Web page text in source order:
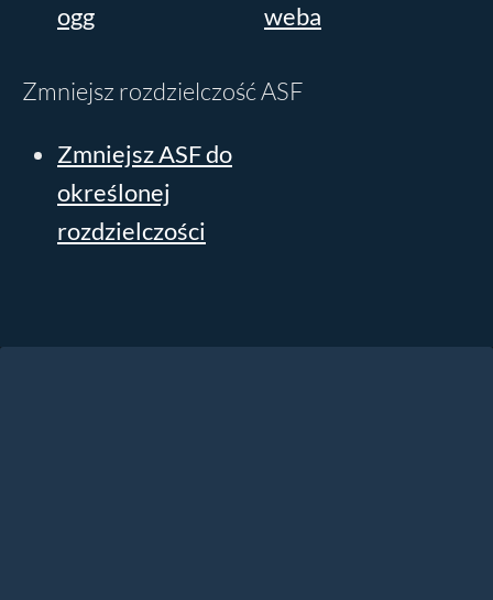
ogg
weba
Zmniejsz rozdzielczość ASF
Zmniejsz ASF do
określonej
rozdzielczości